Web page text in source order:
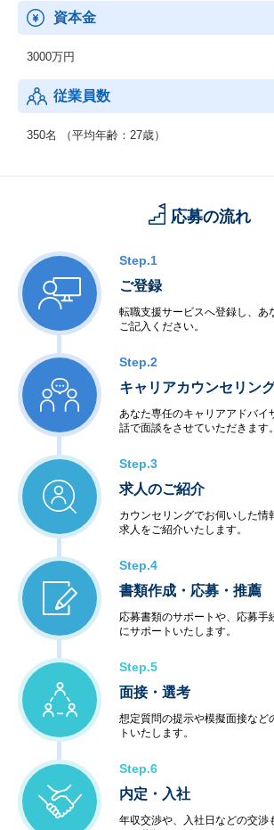
資本金
3000万円
従業員数
350名 （平均年齢：27歳）
応募の流れ
Step.1
ご登録
転職支援サービスへ登録し、あ
ご記入ください。
Step.2
キャリアカウンセリン
あなた専任のキャリアアドバイ
話で面談をさせていただきます。
Step.3
求人のご紹介
カウンセリングでお伺いした情
求人をご紹介いたします。
Step.4
書類作成・応募・推薦
応募書類のサポートや、応募手
にサポートいたします。
Step.5
面接・選考
想定質問の提示や模擬面接など
トいたします。
Step.6
内定・入社
年収交渉や、入社日などの交渉